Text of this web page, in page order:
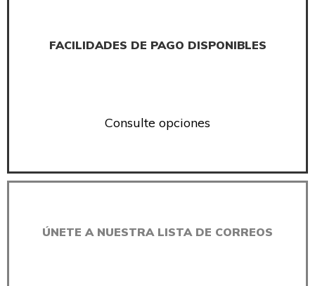
FACILIDADES DE PAGO DISPONIBLES
Consulte opciones
ÚNETE A NUESTRA LISTA DE CORREOS